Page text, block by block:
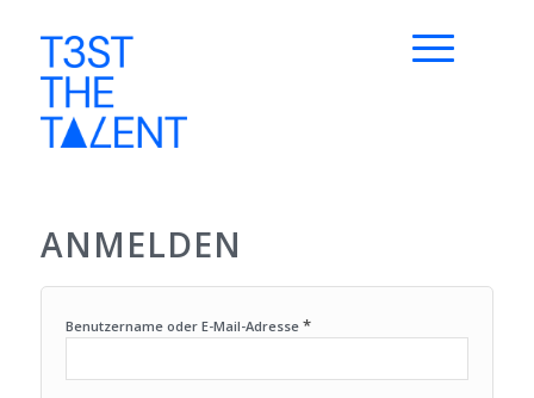
ANMELDEN
Benutzername oder E-Mail-Adresse *